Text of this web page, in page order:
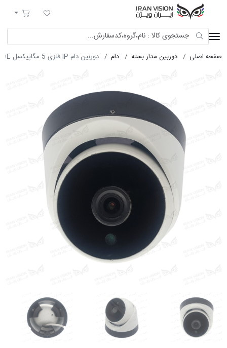
لیست مورد علاقه
سبد خرید
صفحه اصلی دوربین مدار بسته دام دوربین دام IP فلزی 5 مگاپیکسل POE با لنز 2.8 استارلایت